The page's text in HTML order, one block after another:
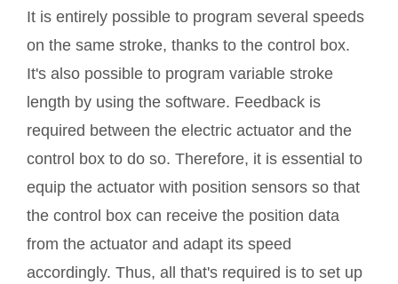
It is entirely possible to program several speeds
on the same stroke, thanks to the control box.
It's also possible to program variable stroke
length by using the software. Feedback is
required between the electric actuator and the
control box to do so. Therefore, it is essential to
equip the actuator with position sensors so that
the control box can receive the position data
from the actuator and adapt its speed
accordingly. Thus, all that's required is to set up